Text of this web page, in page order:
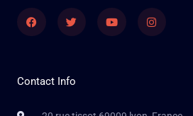
FacebookTwitter YoutubeInstagram
Contact Info